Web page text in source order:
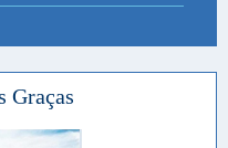
Graças